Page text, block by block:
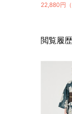
22,880円（
閲覧履歴